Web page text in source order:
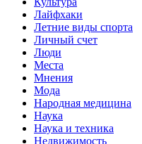
Лайфхаки
Летние виды спорта
Личный счет
Люди
Места
Мнения
Мода
Народная медицина
Наука
Наука и техника
Недвижимость